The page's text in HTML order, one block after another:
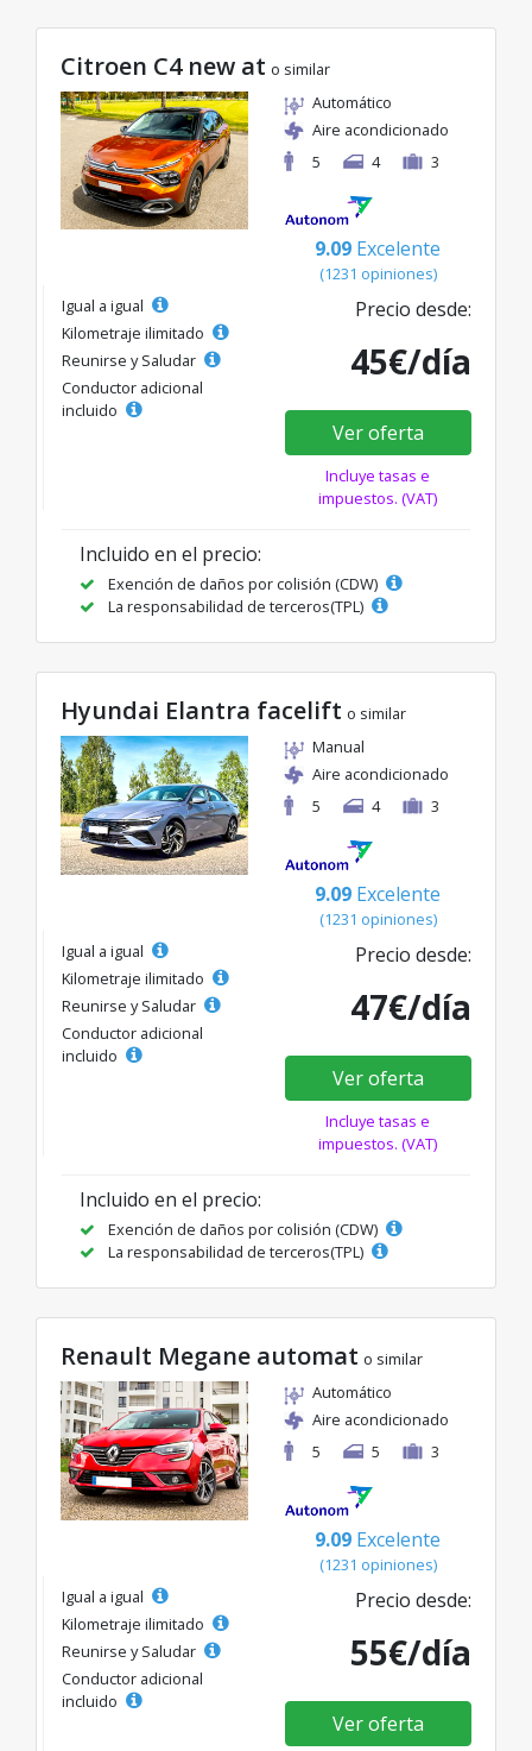
Citroen C4 new at o similar
Automático
Aire acondicionado
5
4 3
9.09 Excelente
(1231 opiniones)
Igual a igual
Kilometraje ilimitado
Reunirse y Saludar
Conductor adicional
incluido
Precio desde:
45€/día
Ver oferta
Incluye tasas e
impuestos. (VAT)
Incluido en el precio:
Exención de daños por colisión (CDW)
La responsabilidad de terceros(TPL)
Hyundai Elantra facelift o similar
Manual
Aire acondicionado
5
4 3
9.09 Excelente
(1231 opiniones)
Igual a igual
Kilometraje ilimitado
Reunirse y Saludar
Conductor adicional
incluido
Precio desde:
47€/día
Ver oferta
Incluye tasas e
impuestos. (VAT)
Incluido en el precio:
Exención de daños por colisión (CDW)
La responsabilidad de terceros(TPL)
Renault Megane automat o similar
Automático
Aire acondicionado
5
5 3
9.09 Excelente
(1231 opiniones)
Igual a igual
Kilometraje ilimitado
Reunirse y Saludar
Conductor adicional
incluido
Precio desde:
55€/día
Ver oferta